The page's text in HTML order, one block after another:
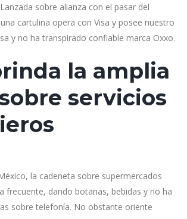
Lanzada sobre alianza con el pasar del
cartulina opera con Visa y posee nuestro
y no ha transpirado confiable marca Oxxo.
la amplia
servicios
la cadeneta sobre supermercados
frecuente, dando botanas, bebidas y no ha
sobre telefonía. No obstante oriente